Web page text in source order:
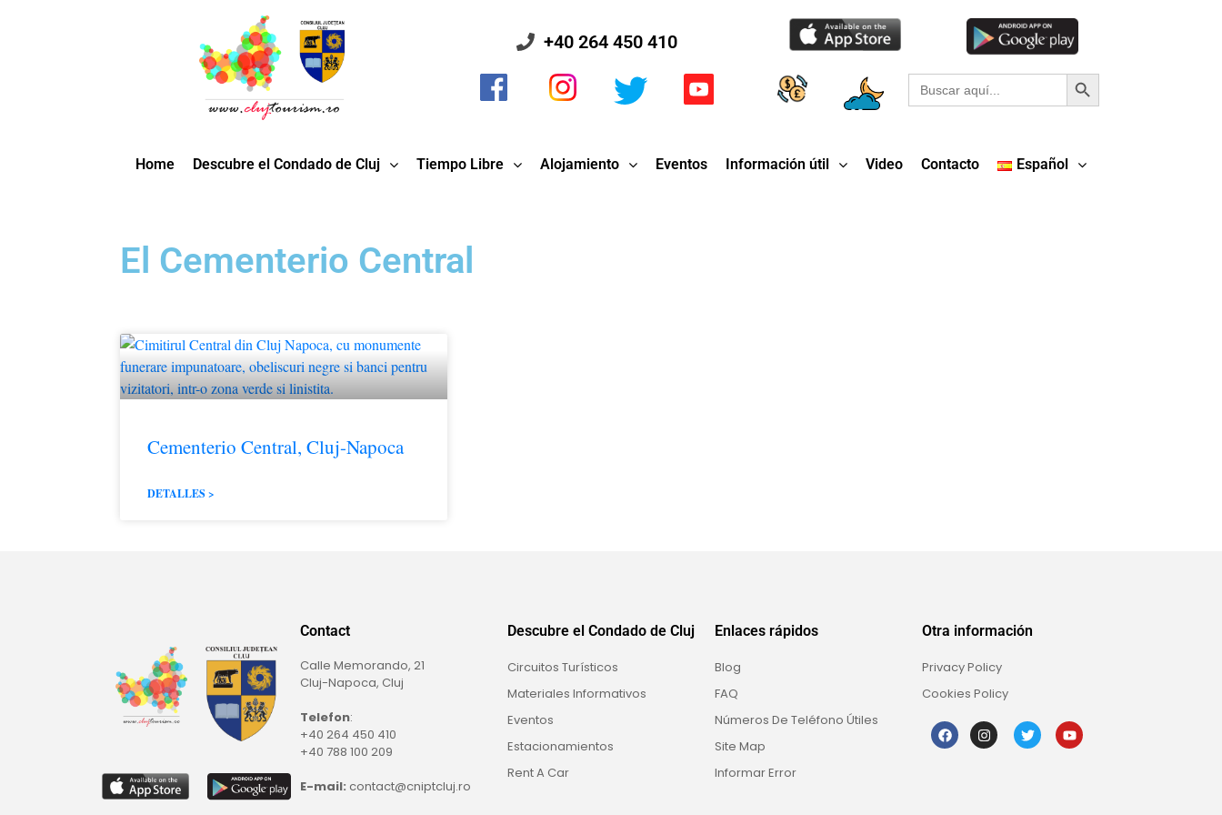
+40 264 450 410
Buscar: Botón de búsqueda
Home Descubre el Condado de Cluj Tiempo Libre Alojamiento Eventos Información útil Video Contacto Español
El Cementerio Central
Cementerio Central, Cluj-Napoca
DETALLES >
Contact
Calle Memorando, 21
Cluj-Napoca, Cluj
Telefon:
+40 264 450 410
+40 788 100 209
E-mail: contact@cniptcluj.ro
Descubre el Condado de Cluj
Circuitos Turísticos
Materiales Informativos
Eventos
Estacionamientos
Rent A Car
Enlaces rápidos
Blog
FAQ
Números De Teléfono Útiles
Site Map
Informar Error
Otra información
Privacy Policy
Cookies Policy